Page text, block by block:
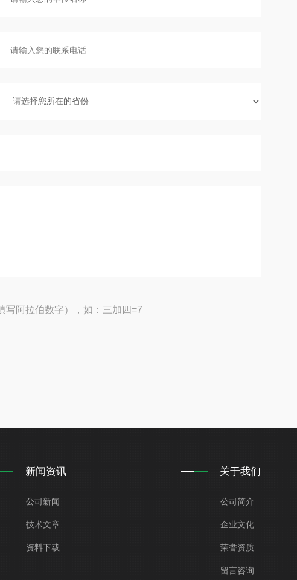
写阿拉伯数字），如：三加四=7
新闻资讯
公司新闻
技术文章
资料下载
关于我们
公司简介
企业文化
荣誉资质
留言咨询